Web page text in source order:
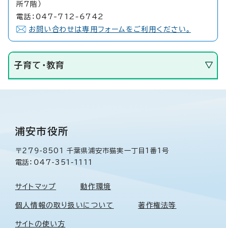
所7階）
電話：047-712-6742
お問い合わせは専用フォームをご利用ください。
子育て・教育
浦安市役所
〒279-8501 千葉県浦安市猫実一丁目1番1号
電話：047-351-1111
サイトマップ 動作環境
個人情報の取り扱いについて 著作権法等
サイトの使い方